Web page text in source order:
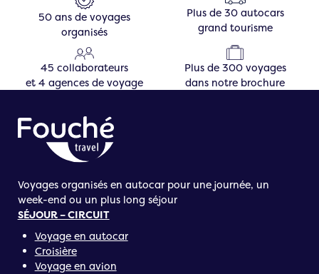
50 ans de voyages
organisés
Plus de 30 autocars
grand tourisme
45 collaborateurs
et 4 agences de voyage
Plus de 300 voyages
dans notre brochure
Voyages organisés en autocar pour une journée, un
week-end ou un plus long séjour
SÉJOUR – CIRCUIT
Voyage en autocar
Croisière
Voyage en avion